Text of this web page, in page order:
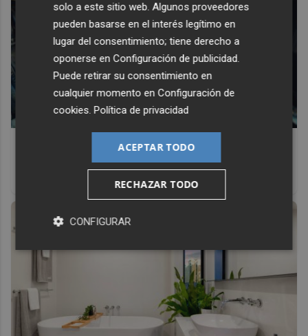
Pasaportes que abren puertas
Los pasaportes más poderosos del mundo, ¿está el
solo a este sitio web. Algunos proveedores
pueden basarse en el interés legítimo en
lugar del consentimiento; tiene derecho a
oponerse enConfiguración de publicidad.
Puede retirar su consentimiento en
cualquier momento enConfiguración de
cookies.Política de privacidad
ACEPTAR TODO
RECHAZAR TODO
CONFIGURAR